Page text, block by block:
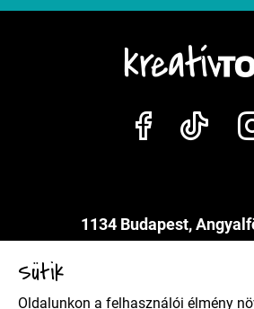
1134 Budapest,
Sütik
Oldalunkon a felhasználói élmény